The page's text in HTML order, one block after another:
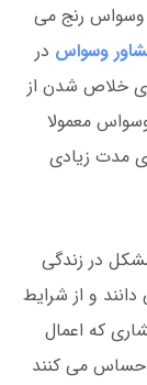
وسواس رنج می
وسواس در
خلاص شدن از
معمولا
مدت زیادی
در زندگی
و از شرایط
که اعمال
احساس می کنند